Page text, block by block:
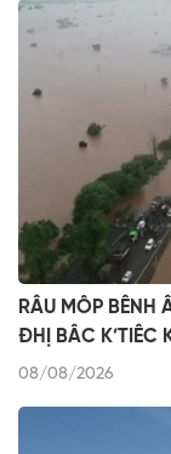
RÂU MÔP BÊNH
ĐHỊ BÂC K’TIÊC
08/08/2026